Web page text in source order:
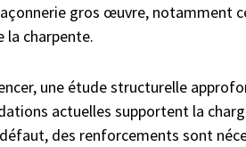
gros œuvre, notamment
charpente.
une étude structurelle
actuelles supportent la
des renforcements sont